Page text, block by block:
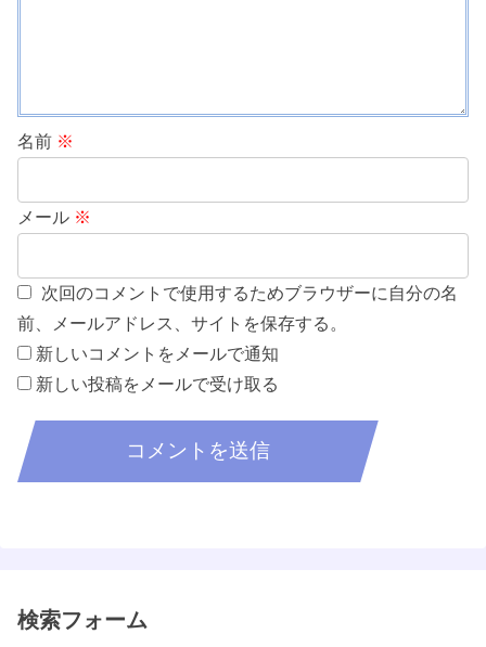
名前 ※
メール ※
次回のコメントで使用するためブラウザーに自分の名
前、メールアドレス、サイトを保存する。
新しいコメントをメールで通知
新しい投稿をメールで受け取る
検索フォーム